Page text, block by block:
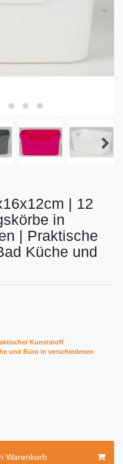
| 12
in
| Praktische
Küche und
Kunststoff
und Büro in verschiedenen
Warenkorb